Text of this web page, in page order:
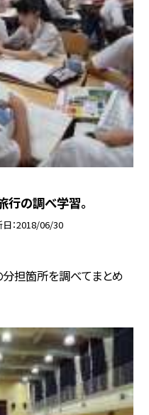
旅行の調べ学習。
日 2018/06/30
分担箇所を調べてまとめ